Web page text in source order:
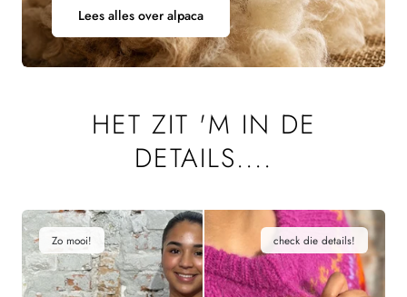
Lees alles over alpaca
HET ZIT 'M IN DE
DETAILS....
Zo mooi! check die details!